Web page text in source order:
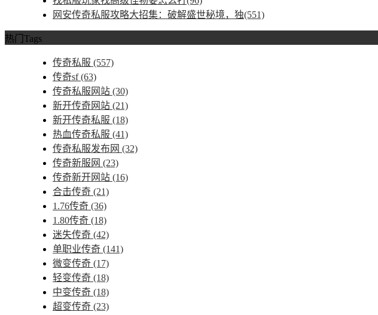
网安传奇私服攻略大招集：破解盛世秘境，独(551)
热门Tags
传奇私服 (557)
传奇sf(63)
传奇私服网站 (30)
新开传奇网站 (21)
新开传奇私服 (18)
热血传奇私服 (41)
传奇私服发布网 (32)
传奇新服网 (23)
传奇新开网站 (16)
合击传奇 (21)
1.76传奇 (36)
1.80传奇 (18)
迷失传奇 (42)
单职业传奇 (141)
微变传奇 (17)
轻变传奇 (18)
中变传奇 (18)
超变传奇 (23)